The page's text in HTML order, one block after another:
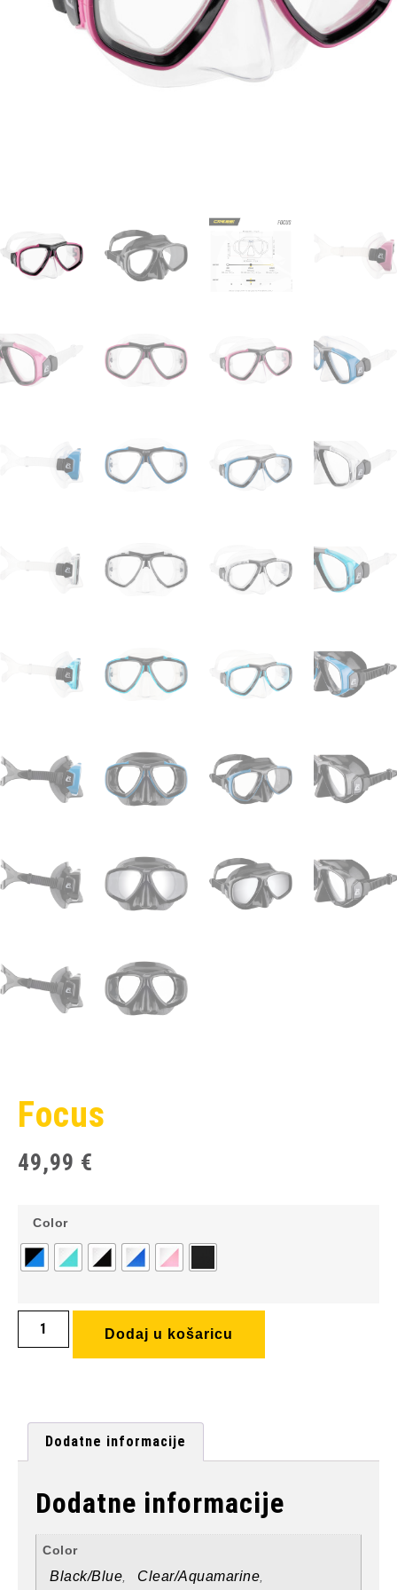
Focus
49,99 €
Color
Dodaj u košaricu
Dodatne informacije
Dodatne informacije
Color
Black/Blue, Clear/Aquamarine,